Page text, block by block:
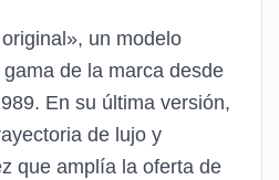
un modelo
de la marca desde
En su última versión,
de lujo y
que amplía la oferta de